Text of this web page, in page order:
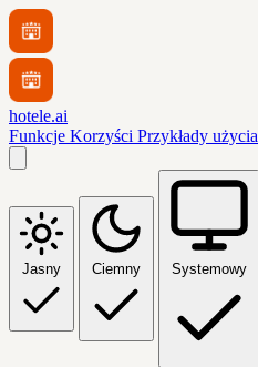
hotele.ai
Funkcje Korzyści Przykłady użycia
Jasny Ciemny Systemowy